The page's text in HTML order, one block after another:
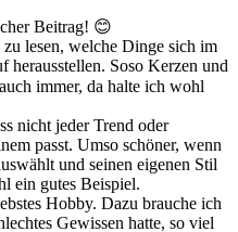
Beitrag! 😊
lesen, welche Dinge sich im
herausstellen. Soso Kerzen und
immer, da halte ich wohl
nicht jeder Trend oder
passt. Umso schöner, wenn
und seinen eigenen Stil
ein gutes Beispiel.
Hobby. Dazu brauche ich
Gewissen hatte, so viel